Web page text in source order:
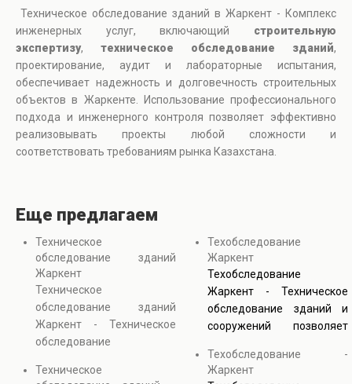
Техническое обследование зданий в Жаркент - Комплекс
инженерных услуг, включающий строительную
экспертизу, техническое обследование зданий,
проектирование, аудит и лабораторные испытания,
обеспечивает надежность и долговечность строительных
объектов в Жаркенте. Использование профессионального
подхода и инженерного контроля позволяет эффективно
реализовывать проекты любой сложности и
соответствовать требованиям рынка Казахстана.
Еще предлагаем
Техническое
обследование зданий
Жаркент
Техническое
обследование зданий
Жаркент - Техническое
обследование
на диагностику состояния
Техническое
Техобследование
Жаркент
Техобследование
Жаркент - Техническое
обследование зданий и
сооружений позволяет
информацию о состоянии
конструкций и
Техобследование -
Жаркент